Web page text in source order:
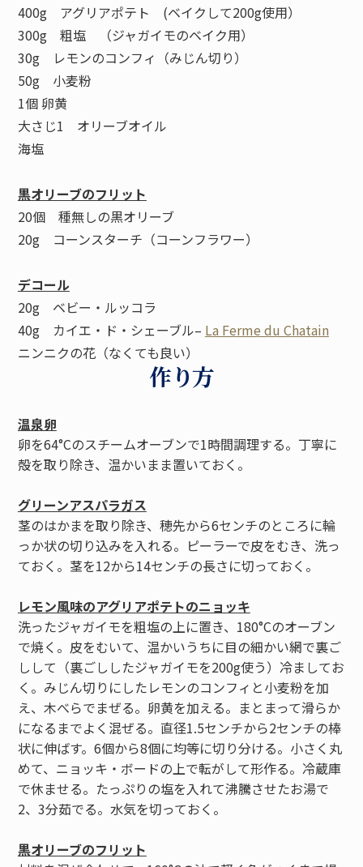
400g アグリアポテト (ベイクして200g使用）
300g 粗塩 （ジャガイモのベイク用）
30g レモンのコンフィ（みじん切り）
50g 小麦粉
1個 卵黄
大さじ1 オリーブオイル
海塩
黒オリーブのフリット
20個 種無しの黒オリーブ
20g コーンスターチ（コーンフラワー）
デコール
20g ベビー・ルッコラ
40g カイエ・ド・シェーブル– La Ferme du Chatain
ニンニクの花（なくても良い）
作り方
温泉卵
卵を64°Cのスチームオーブンで1時間調理する。丁寧に
殻を取り除き、温かいまま置いておく。
グリーンアスパラガス
茎のはかまを取り除き、穂先から6センチのところに輪
っか状の切り込みを入れる。ピーラーで皮をむき、洗っ
ておく。茎を12から14センチの長さに切っておく。
レモン風味のアグリアポテトのニョッキ
洗ったジャガイモを粗塩の上に置き、180°Cのオーブン
で焼く。皮をむいて、温かいうちに目の細かい網で裏ご
しして（裏ごししたジャガイモを200g使う）冷ましてお
く。みじん切りにしたレモンのコンフィと小麦粉を加
え、木べらでまぜる。卵黄を加える。まとまって滑らか
になるまでよく混ぜる。直径1.5センチから2センチの棒
状に伸ばす。6個から8個に均等に切り分ける。小さく丸
めて、ニョッキ・ボードの上で転がして形作る。冷蔵庫
で休ませる。たっぷりの塩を入れて沸騰させたお湯で
2、3分茹でる。水気を切っておく。
黒オリーブのフリット